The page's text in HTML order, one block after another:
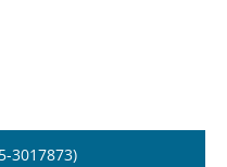
3017873)